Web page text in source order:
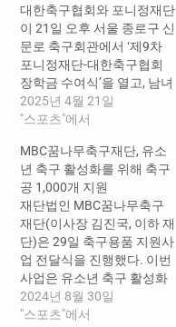
대한축구협회와 포니정재단
이 21일 오후 서울 종로구 신
문로 축구회관에서 ‘제9차
포니정재단-대한축구협회
장학금 수여식’을 열고, 남녀
중학교 선수 60명에게 장학
금을 전달했다. 대상자는 로
한호담(경남보물섬남해축
구클럽U15) 등 남자 선수 44
명과 조안(울산현대청운중)
등 여자 선수 16명으로 1인
당 200만원씩 총 1억 2천만
원이 주어졌다. 선수들의 지
난해 활약을 바탕으로 시도
협회, K리그 유스팀, 한국여
자축구연맹, KFA 골든에이
지 훈련 담당…
2025년 4월 21일
"스포츠"에서
MBC꿈나무축구재단, 유소
년 축구 활성화를 위해 축구
공 1,000개 지원
재단법인 MBC꿈나무축구
재단(이사장 김진국, 이하 재
단)은 29일 축구용품 지원사
업 전달식을 진행했다. 이번
사업은 유소년 축구 활성화
를 위해 전국의 지역아동센
터 100개소에 축구공과 공
2024년 8월 30일
"스포츠"에서